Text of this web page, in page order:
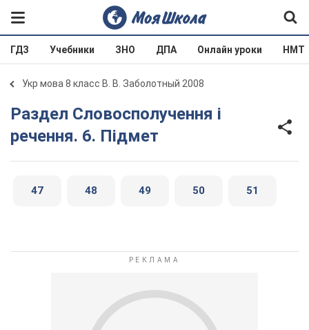
ГДЗ Учебники ЗНО ДПА Онлайн уроки НМТ
Укр мова 8 класс В. В. Заболотный 2008
Раздел Словосполучення і
речення. 6. Підмет
47 48 49 50 51